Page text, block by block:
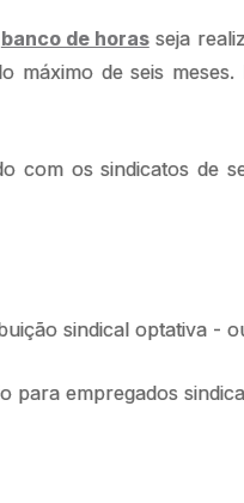
banco de horasseja
máximo de seis
com os sindicatos de
sindical optativa -
para empregados